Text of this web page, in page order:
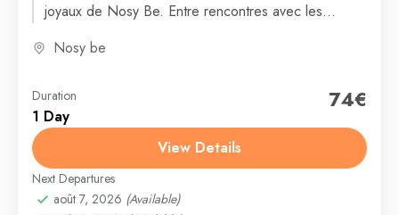
joyaux de Nosy Be. Entre rencontres avec les
Nosy be
Duration
1 Day
74€
View Details
Next Departures
août 7, 2026 (Available)